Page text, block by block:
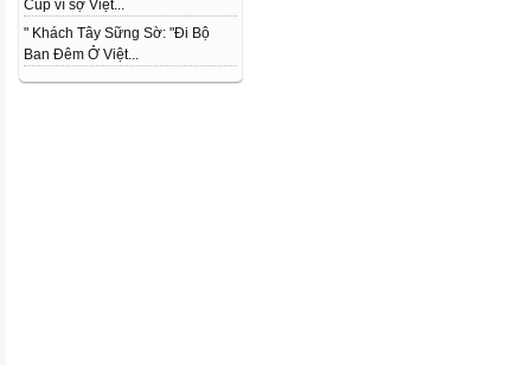
Cup vì sợ Việt...
" Khách Tây Sững Sờ: "Đi Bộ
Ban Đêm Ở Việt...